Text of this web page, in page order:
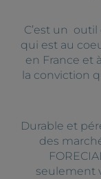
C’est un
qui est au
en France et
la conviction
Durable et
des
seulement